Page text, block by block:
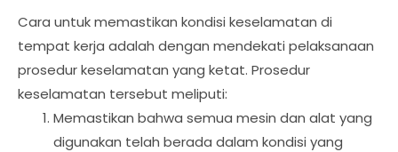
Cara untuk memastikan kondisi keselamatan di
tempat kerja adalah dengan mendekati pelaksanaan
prosedur keselamatan yang ketat. Prosedur
keselamatan tersebut meliputi:
Memastikan bahwa semua mesin dan alat yang
digunakan telah berada dalam kondisi yang